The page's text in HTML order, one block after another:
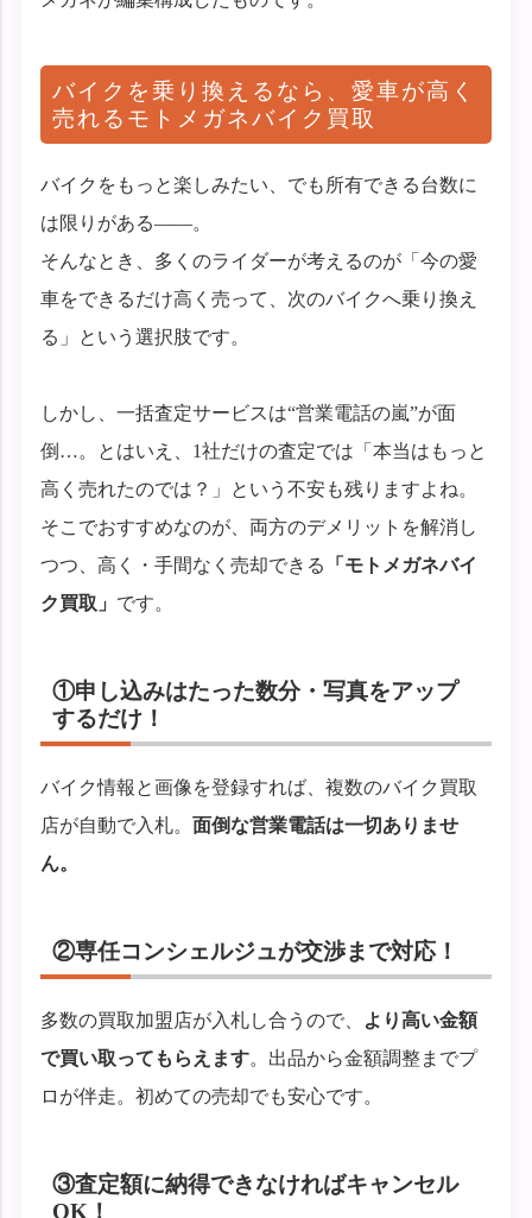
バイクを乗り換えるなら、愛車が高く
売れるモトメガネバイク買取
バイクをもっと楽しみたい、でも所有できる台数に
は限りがある——。
そんなとき、多くのライダーが考えるのが「今の愛
車をできるだけ高く売って、次のバイクへ乗り換え
る」という選択肢です。
しかし、一括査定サービスは“営業電話の嵐”が面
倒…。とはいえ、1社だけの査定では「本当はもっと
高く売れたのでは？」という不安も残りますよね。
そこでおすすめなのが、両方のデメリットを解消し
つつ、高く・手間なく売却できる
「モトメガネバイ
ク買取」 です。
①申し込みはたった数分・写真をアップ
するだけ！
バイク情報と画像を登録すれば、複数のバイク買取
店が自動で入札。面倒な営業電話は一切ありませ
ん。
②専任コンシェルジュが交渉まで対応！
多数の買取加盟店が入札し合うので、 より高い金額
で買い取ってもらえます。出品から金額調整までプ
ロが伴走。初めての売却でも安心です。
③査定額に納得できなければキャンセル
OK！